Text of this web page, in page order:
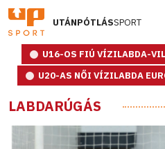
UTÁNPÓTLÁSSPORT
U16-OS FIÚ VÍZILABDA-
U20-AS NŐI VÍZILABDA
LABDARÚGÁS